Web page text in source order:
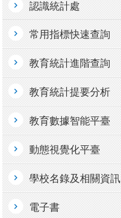
認識統計處
常用指標快速查詢
教育統計進階查詢
教育統計提要分析
教育數據智能平臺
動態視覺化平臺
學校名錄及相關資訊
電子書